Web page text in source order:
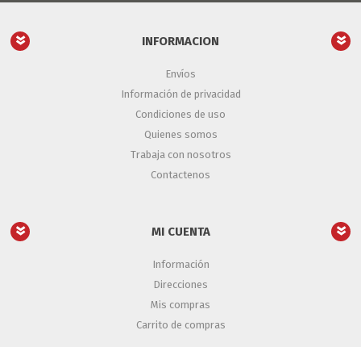
INFORMACION
Envíos
Información de privacidad
Condiciones de uso
Quienes somos
Trabaja con nosotros
Contactenos
MI CUENTA
Información
Direcciones
Mis compras
Carrito de compras